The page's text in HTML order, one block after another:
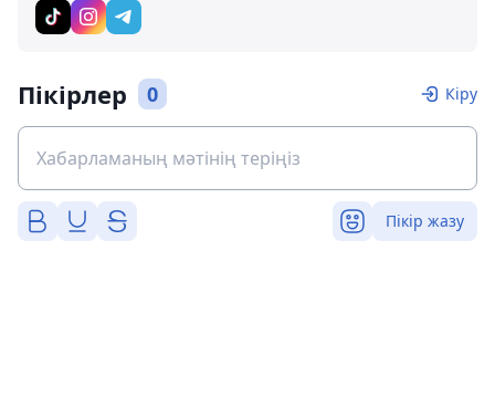
Пікірлер 0 Кіру
Пікір жазу